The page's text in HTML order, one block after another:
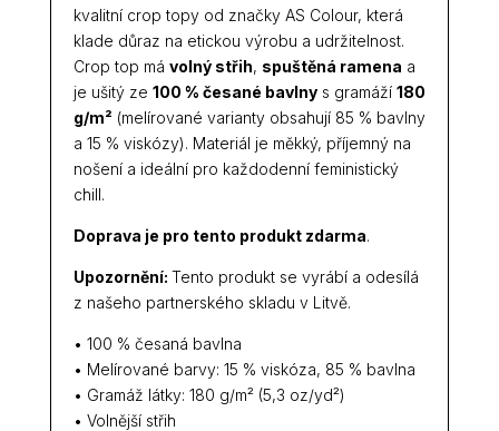
kvalitní crop topy od značky AS Colour, která
klade důraz na etickou výrobu a udržitelnost.
Crop top má volný střih, spuštěná ramena a
je ušitý ze 100 % česané bavlnys gramáží 180
g/m² (melírované varianty obsahují 85 % bavlny
a 15 % viskózy). Materiál je měkký, příjemný na
nošení a ideální pro každodenní feministický
chill.
Doprava je pro tento produkt zdarma.
Upozornění: Tento produkt se vyrábí a odesílá
z našeho partnerského skladu v Litvě.
• 100 % česaná bavlna
• Melírované barvy: 15 % viskóza, 85 % bavlna
• Gramáž látky: 180 g/m² (5,3 oz/yd²)
• Volnější střih